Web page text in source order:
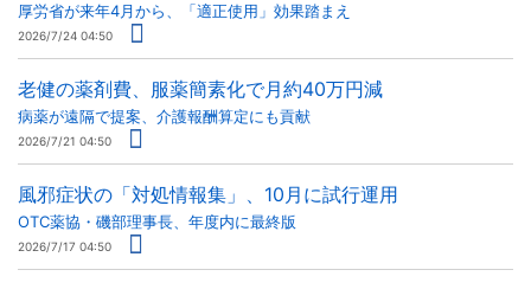
厚労省が来年4月から、「適正使用」効果踏まえ
2026/7/24 04:50
老健の薬剤費、服薬簡素化で月約40万円減
病薬が遠隔で提案、介護報酬算定にも貢献
2026/7/21 04:50
風邪症状の「対処情報集」、10月に試行運用
OTC薬協・磯部理事長、年度内に最終版
2026/7/17 04:50